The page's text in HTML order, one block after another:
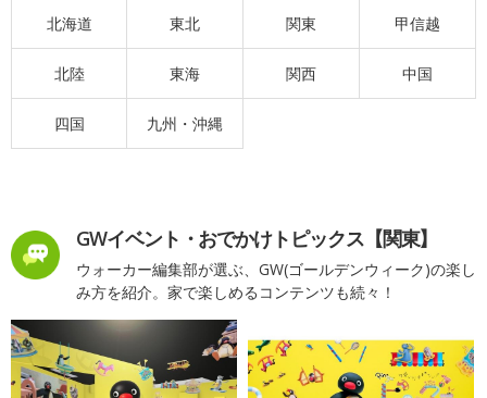
北海道 東北 関東 甲信越
北陸 東海 関西 中国
四国 九州・沖縄
GWイベント・おでかけトピックス【関東】
ウォーカー編集部が選ぶ、GW(ゴールデンウィーク)の楽し
み方を紹介。家で楽しめるコンテンツも続々！